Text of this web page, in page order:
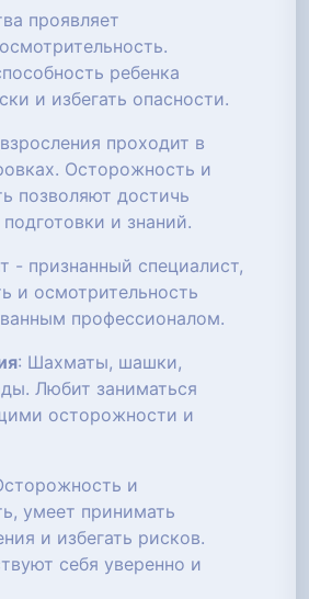
проявляет
ребенка
и избегать опасности.
проходит в
Осторожность и
позволяют достичь
и знаний.
- признанный специалист,
и осмотрительность
профессионалом.
: Шахматы, шашки,
Любит заниматься
осторожности и
и
умеет принимать
и избегать рисков.
себя уверенно и